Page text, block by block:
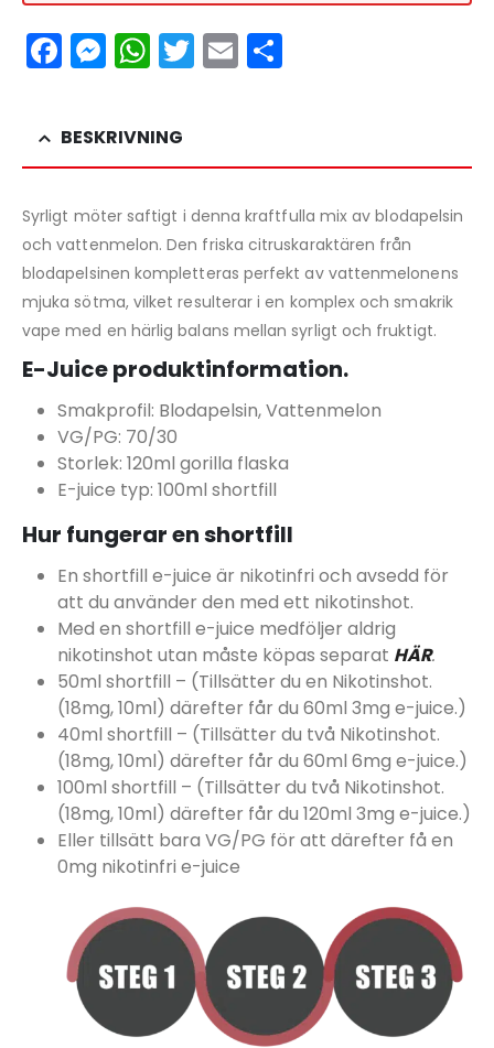
Facebook
Messenger
WhatsApp
Twitter
Email
BESKRIVNING
Syrligt möter saftigt i denna kraftfulla mix av blodapelsin
och vattenmelon. Den friska citruskaraktären från
blodapelsinen kompletteras perfekt av vattenmelonens
mjuka sötma, vilket resulterar i en komplex och smakrik
vape med en härlig balans mellan syrligt och fruktigt.
E-Juice produktinformation.
Smakprofil: Blodapelsin, Vattenmelon
VG/PG: 70/30
Storlek: 120ml gorilla flaska
E-juice typ: 100ml shortfill
Hur fungerar en shortfill
En shortfill e-juice är nikotinfri och avsedd för
att du använder den med ett nikotinshot.
Med en shortfill e-juice medföljer aldrig
nikotinshot utan måste köpas separat HÄR.
50ml shortfill – (Tillsätter du en Nikotinshot.
(18mg, 10ml) därefter får du 60ml 3mg e-juice.)
40ml shortfill – (Tillsätter du två Nikotinshot.
(18mg, 10ml) därefter får du 60ml 6mg e-juice.)
100ml shortfill – (Tillsätter du två Nikotinshot.
(18mg, 10ml) därefter får du 120ml 3mg e-juice.)
Eller tillsätt bara VG/PG för att därefter få en
0mg nikotinfri e-juice